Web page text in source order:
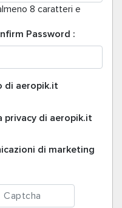
8 caratteri e
Password :
di aeropik.it
privacy di aeropik.it
di marketing